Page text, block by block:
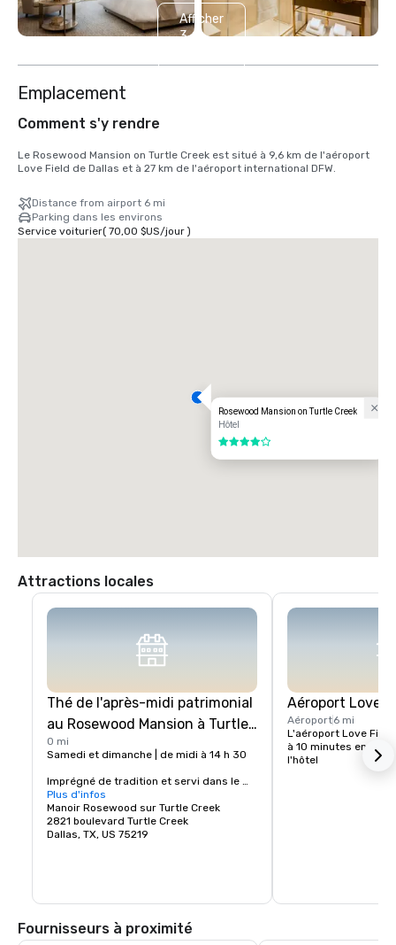
Afficher
3
Emplacement
Comment s'y rendre
Le Rosewood Mansion on Turtle Creek est situé à 9,6 km de l'aéroport
Love Field de Dallas et à 27 km de l'aéroport international DFW.
Distance from airport 6 mi
Parking dans les environs
Service voiturier( 70,00 $US/jour)
Rosewood Mansion on Turtle Creek
Hôtel
4 sur 5
Attractions locales
Thé de l'après-midi patrimonial
au Rosewood Mansion à Turtle
Creek
0 mi
Samedi et dimanche | de midi à 14 h 30
Imprégné de tradition et servi dans le
cadre intime et historique de la
bibliothèque du manoir de 1925, laissez-
vous tenter par une tradition classique,
le thé de l'après-midi The Mansion's
inspirées.
Plus d'infos
Manoir Rosewood sur Turtle Creek
2821 boulevard Turtle Creek
Dallas, TX, US 75219
Aéroport Love
Aéroport6 mi
L'aéroport Love
à 10 minutes en
l'hôtel
Fournisseurs à proximité